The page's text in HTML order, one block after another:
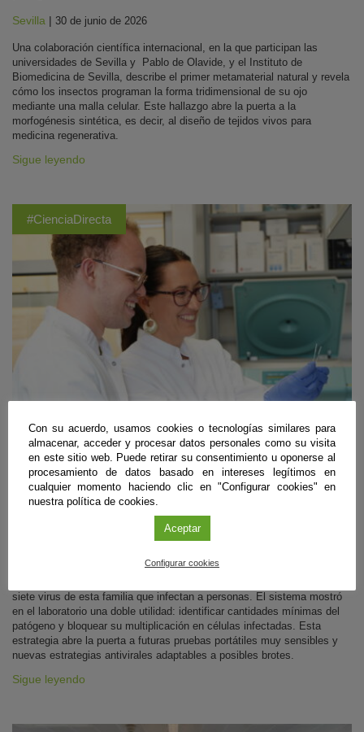
Sevilla | 30 de junio de 2026
Una colaboración científica internacional, en la que participan las
universidades de Sevilla y Pablo de Olavide, y el Instituto de
Biomedicina de Sevilla, describe el primer metamaterial natural y revela
cómo los insectos programan la forma tridimensional de su ojo
mediante una malla celular. Este hallazgo abre la puerta a la
morfogénesis sintética, es decir, al diseño de tejidos vivos para
medicina regenerativa.
Sigue leyendo
#CienciaDirecta
Biomedicina
Desarrollan unas ‘tijeras moleculares’ para
detectar y frenar los coronavirus humanos
Biomedicina ‘López-Neyra’ del CSIC (IPBLN-CSIC) de Granada ha
siete virus de esta familia que infectan a personas. El sistema mostró
en el laboratorio una doble utilidad: identificar cantidades mínimas del
patógeno y bloquear su multiplicación en células infectadas. Esta
estrategia abre la puerta a futuras pruebas portátiles muy sensibles y
nuevas estrategias antivirales adaptables a posibles brotes.
Sigue leyendo
Con su acuerdo, usamos cookies o tecnologías similares para
almacenar, acceder y procesar datos personales como su visita
en este sitio web. Puede retirar su consentimiento u oponerse al
procesamiento de datos basado en intereses legítimos en
cualquier momento haciendo clic en "Configurar cookies" en
nuestra política de cookies.
Aceptar
Configurar cookies